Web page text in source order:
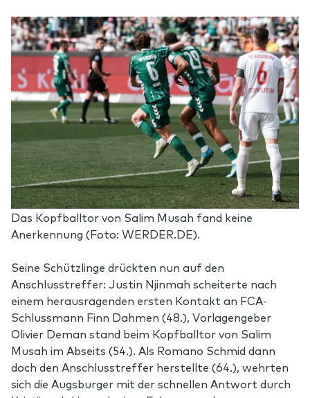
Das Kopfballtor von Salim Musah fand keine
Anerkennung (Foto: WERDER.DE).
Seine Schützlinge drückten nun auf den
Anschlusstreffer: Justin Njinmah scheiterte nach
einem herausragenden ersten Kontakt an FCA-
Schlussmann Finn Dahmen (48.), Vorlagengeber
Olivier Deman stand beim Kopfballtor von Salim
Musah im Abseits (54.). Als Romano Schmid dann
doch den Anschlusstreffer herstellte (64.), wehrten
sich die Augsburger mit der schnellen Antwort durch